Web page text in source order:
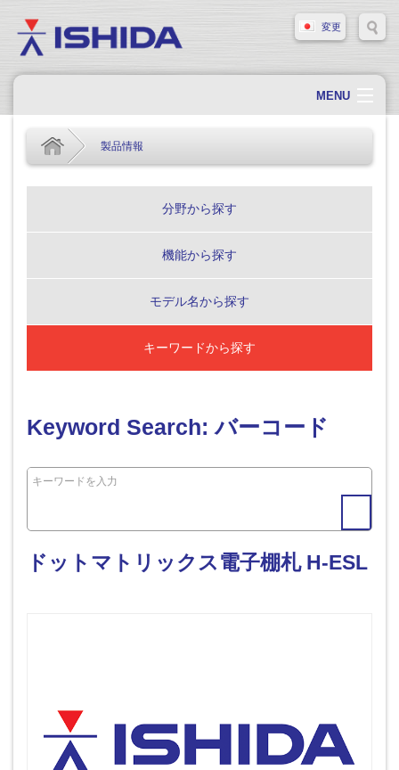
変更
MENU
会社概要
製品情報
新着情報
製品情報
分野から探す
機能から探す
モデル名から探す
キーワードから探す
Keyword Search: バーコード
ドットマトリックス電子棚札 H-ESL